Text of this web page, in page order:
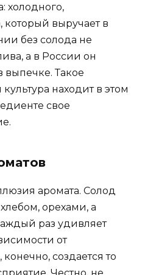
холодного,
выручает в
без солода не
а в России он
выпечке. Такое
находит в этом
свое
аромата. Солод
орехами, а
раз удивляет
от
создается то